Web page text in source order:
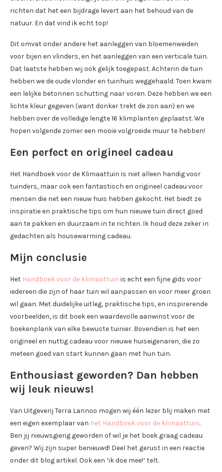
richten dat het een bijdrage levert aan het behoud van de
natuur. En dat vind ik echt top!
Dit omvat onder andere het aanleggen van bloemenweiden
voor bijen en vlinders, en het aanleggen van een verticale tuin.
Dat laatste hebben wij ook gelijk toegepast. Achterin de tuin
hebben we de oude vlonder en tuinhuis weggehaald. Toen kwam
een lelijke betonnen schutting naar voren. Deze hebben we een
lichte kleur gegeven (want donker trekt de zon aan) en we
hebben over de volledige lengte 16 klimplanten geplaatst. We
hopen volgende zomer een mooie volgroeide muur te hebben!
Een perfect en origineel cadeau
Het Handboek voor de Klimaattuin is niet alleen handig voor
tuinders, maar ook een fantastisch en origineel cadeau voor
mensen die net een nieuw huis hebben gekocht. Het biedt ze
inspiratie en praktische tips om hun nieuwe tuin direct goed
aan te pakken en duurzaam in te richten. Ik houd deze zeker in
gedachten als housewarming cadeau.
Mijn conclusie
Het Handboek voor de klimaattuin is echt een fijne gids voor
iedereen die zijn of haar tuin wil aanpassen en voor meer groen
wil gaan. Met duidelijke uitleg, praktische tips, en inspirerende
voorbeelden, is dit boek een waardevolle aanwinst voor de
boekenplank van elke bewuste tuinier. Bovendien is het een
origineel en nuttig cadeau voor nieuwe huiseigenaren, die zo
meteen goed van start kunnen gaan met hun tuin.
Enthousiast geworden? Dan hebben
wij leuk nieuws!
Van Uitgeverij Terra Lannoo mogen wij één lezer blij maken met
een eigen exemplaar van het Handboek voor de klimaattuin.
Ben jij nieuwsgierig geworden of wil je het boek graag cadeau
geven? Wij zijn super benieuwd! Deel het gerust in een reactie
onder dit blog artikel. Ook een ‘ik doe mee!’ telt.